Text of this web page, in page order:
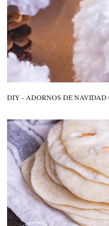
DIY - ADORNOS DE NAVIDAD